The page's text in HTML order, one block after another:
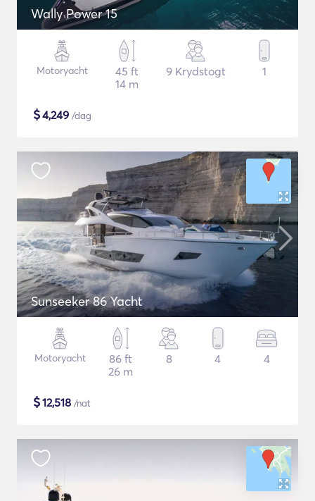
Wally Power 15
Motoryacht
45 ft
14 m
9 Krydstogt 1
$4,249 /dag
Sunseeker 86 Yacht
Motoryacht
86 ft
26 m
8 4 4
$12,518 /nat